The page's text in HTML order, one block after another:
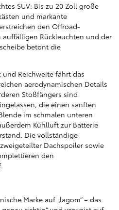
SUV: Bis zu 20 Zoll große
und markante
den Offroad-
auffälligen Rückleuchten und der
betont die
Reichweite fährt das
aerodynamischen Details
Stoßfängers sind
die einen sanften
im schmalen unteren
Kühlluft zur Batterie
Die vollständige
Dachspoiler sowie
den
Marke auf „lagom“ – das